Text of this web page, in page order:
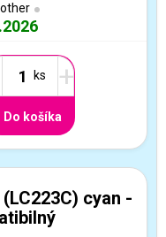
+
Do košíka
cyan -